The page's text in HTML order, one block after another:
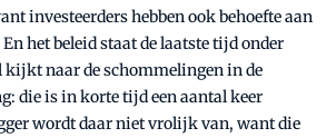
investeerders hebben ook behoefte aan
het beleid staat de laatste tijd onder
kijkt naar de schommelingen in de
die is in korte tijd een aantal keer
wordt daar niet vrolijk van, want die